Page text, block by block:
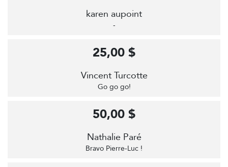
karen aupoint
-
Vincent Turcotte
Go go go!
25,00 $
Nathalie Paré
Bravo Pierre-Luc !
50,00 $